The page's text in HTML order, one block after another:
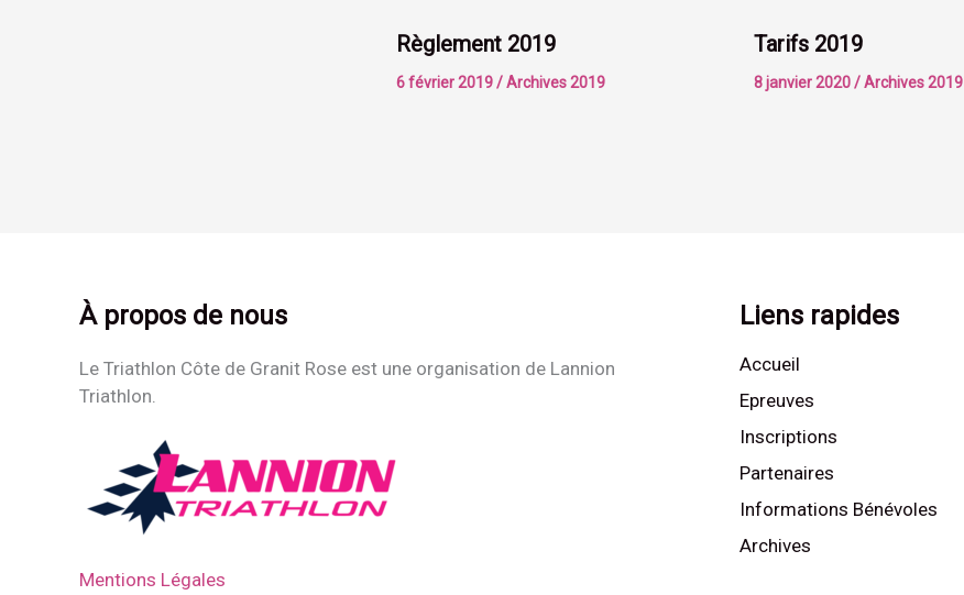
Règlement 2019
6 février 2019/Archives 2019
Tarifs 2019
8 janvier 2020/Archives 2019
À propos de nous
Le Triathlon Côte de Granit Rose est une organisation de Lannion
Triathlon.
Mentions Légales
Liens rapides
Accueil
Epreuves
Inscriptions
Partenaires
Informations Bénévoles
Archives